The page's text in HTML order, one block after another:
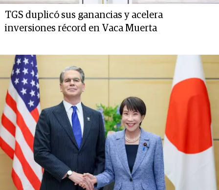
TGS duplicó sus ganancias y acelera
inversiones récord en Vaca Muerta